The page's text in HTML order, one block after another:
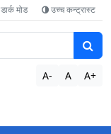
डार्क मोड उच्च कन्ट्रास्ट
A- A A+